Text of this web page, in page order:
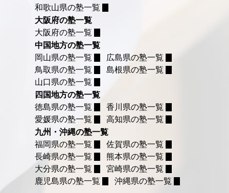
和歌山県の塾一覧
大阪府の塾一覧
大阪府の塾一覧
中国地方の塾一覧
岡山県の塾一覧
広島県の塾一覧
鳥取県の塾一覧
島根県の塾一覧
山口県の塾一覧
四国地方の塾一覧
徳島県の塾一覧
香川県の塾一覧
愛媛県の塾一覧
高知県の塾一覧
九州・沖縄の塾一覧
福岡県の塾一覧
佐賀県の塾一覧
長崎県の塾一覧
熊本県の塾一覧
大分県の塾一覧
宮崎県の塾一覧
鹿児島県の塾一覧
沖縄県の塾一覧